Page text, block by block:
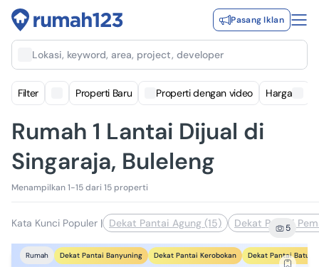
Pasang Iklan
Lokasi, keyword, area, project, developer
Filter Properti Baru Properti dengan video Harga
Rumah 1 Lantai Dijual di
Singaraja, Buleleng
Menampilkan 1-15 dari 15 properti
Kata Kunci Populer | Dekat Pantai Agung (15) Dekat Pantai
5
Rumah Dekat Pantai Banyuning Dekat Pantai Kerobokan Dekat Pantai Batu